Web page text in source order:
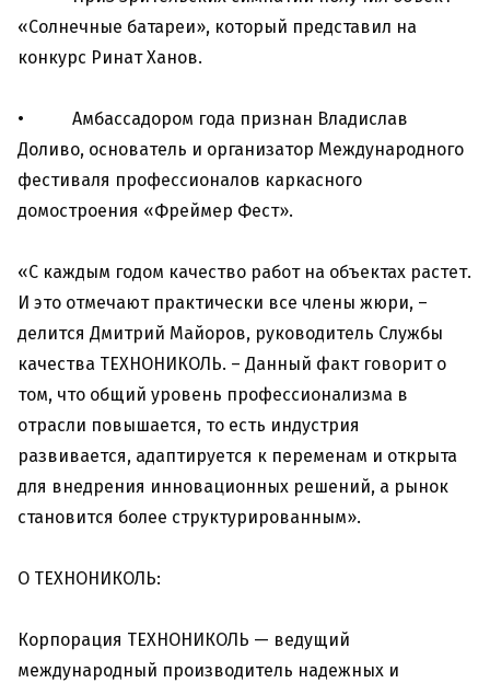
«Солнечные батареи», который представил на
конкурс Ринат Ханов.
• Амбассадором года признан Владислав
Доливо, основатель и организатор Международного
фестиваля профессионалов каркасного
домостроения «Фреймер Фест».
«С каждым годом качество работ на объектах растет.
И это отмечают практически все члены жюри, –
делится Дмитрий Майоров, руководитель Службы
качества ТЕХНОНИКОЛЬ. – Данный факт говорит о
том, что общий уровень профессионализма в
отрасли повышается, то есть индустрия
развивается, адаптируется к переменам и открыта
для внедрения инновационных решений, а рынок
становится более структурированным».
О ТЕХНОНИКОЛЬ:
Корпорация ТЕХНОНИКОЛЬ — ведущий
международный производитель надежных и